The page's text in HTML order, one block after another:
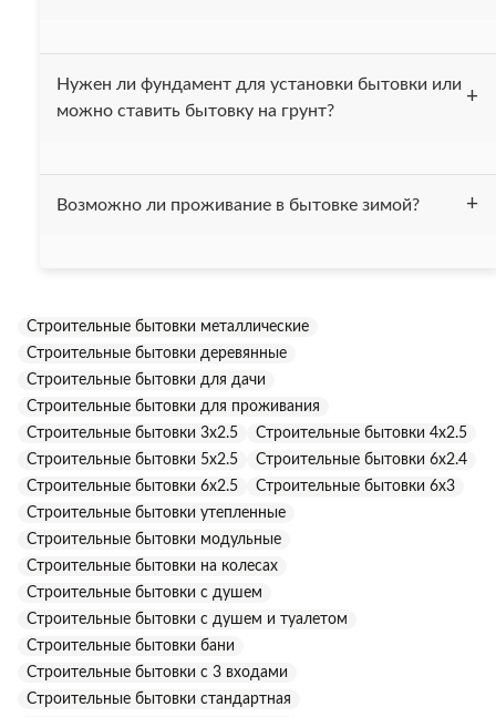
высылаем вам договор. После того как деньги поступают
на наш счёт в течении одного дня привозим бытовку вам
Нужен ли фундамент для установки бытовки или
можно ставить бытовку на грунт?
или на бетонные блоки. Также можно установить бытовку
Возможно ли проживание в бытовке зимой?
Бытовки без труда выдерживают температуру до -15 С,
однако при необходимости могут быть дополнительно
утеплены.
Строительные бытовки металлические
Строительные бытовки деревянные
Строительные бытовки для дачи
Строительные бытовки для проживания
Строительные бытовки 3х2.5
Строительные бытовки 4х2.5
Строительные бытовки 5х2.5
Строительные бытовки 6х2.4
Строительные бытовки 6x2.5
Строительные бытовки 6х3
Строительные бытовки утепленные
Строительные бытовки модульные
Строительные бытовки на колесах
Строительные бытовки с душем
Строительные бытовки с душем и туалетом
Строительные бытовки бани
Строительные бытовки с 3 входами
Строительные бытовки стандартная